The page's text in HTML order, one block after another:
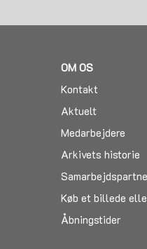
OM OS
Kontakt
Aktuelt
Medarbejdere
Arkivets historie
Køb et billede
Åbningstider